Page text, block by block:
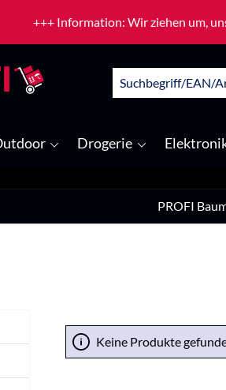
+++ Information: Wir ziehen um,
Drogerie
PROFI
Keine Produkte